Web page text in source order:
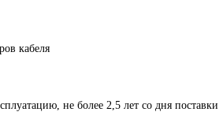
кабеля
не более 2,5 лет со дня поставки